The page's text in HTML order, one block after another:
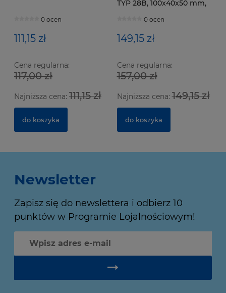
0 ocen
111,15 zł
Cena regularna:
117,00 zł
Najniższa cena: 111,15 zł
do koszyka
TYP 28B, 100x40x50 mm,
0 ocen
149,15 zł
Cena regularna:
157,00 zł
Najniższa cena:149,15 zł
do koszyka
Newsletter
Zapisz się do newslettera i odbierz 10
punktów w Programie Lojalnościowym!